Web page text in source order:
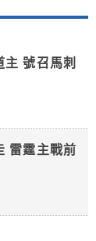
號召馬刺
雷霆主戰前